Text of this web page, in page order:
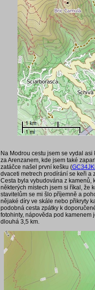
Na Modrou cestu jsem se vydal
za Arenzanem, kde jsem také
zatáčce našel první kešku (
dvaceti metrech prodírání se keři a
Cesta byla vybudována z kamenů,
některých místech jsem si říkal, že
stavitelům se mi šlo příjemně a
nějaké díry ve skále nebo přikryty
podobná cesta zpátky k
fotohinty, nápověda pod kamenem
dlouhá 3,5 km.